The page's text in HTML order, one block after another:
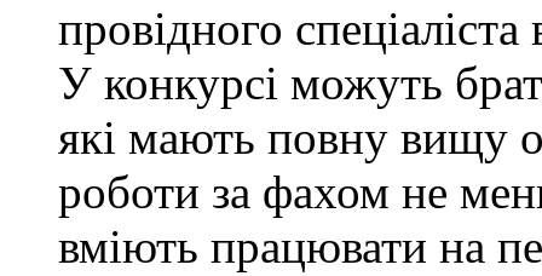
провідного
У конкурсі можуть
які мають повну вищу
роботи за фахом не
вміють працювати на